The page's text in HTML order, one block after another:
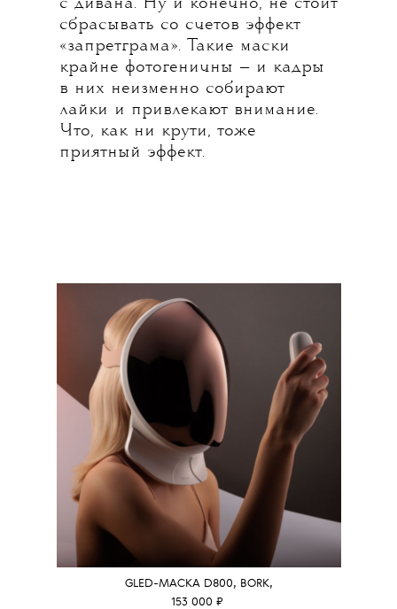
с дивана. Ну и конечно, не стоит
сбрасывать со счетов эффект
«запретграма». Такие маски
крайне фотогеничны — и кадры
в них неизменно собирают
лайки и привлекают внимание.
Что, как ни крути, тоже
приятный эффект.
GLED-МАСКА D800, BORK,
153 000 ₽